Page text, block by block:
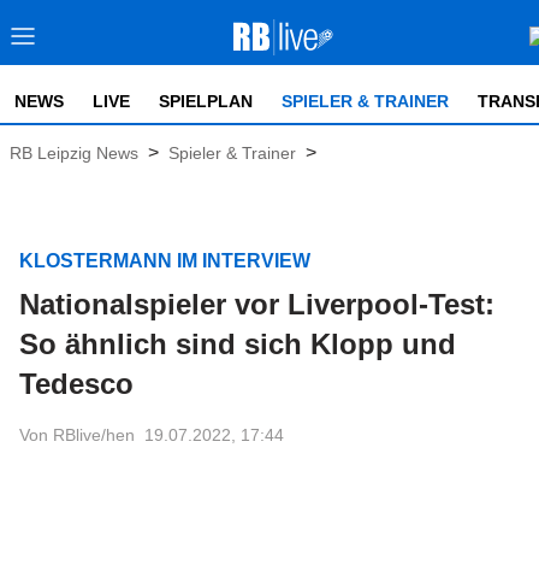
NEWS LIVE SPIELPLAN SPIELER & TRAINER
RB Leipzig News > Spieler & Trainer >
KLOSTERMANN IM INTERVIEW
Nationalspieler vor Liverpool-Test:
So ähnlich sind sich Klopp und
Tedesco
Von RBlive/hen 19.07.2022, 17:44